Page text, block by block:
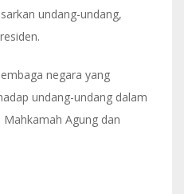
undang-undang,
negara yang
undang-undang dalam
Agung dan